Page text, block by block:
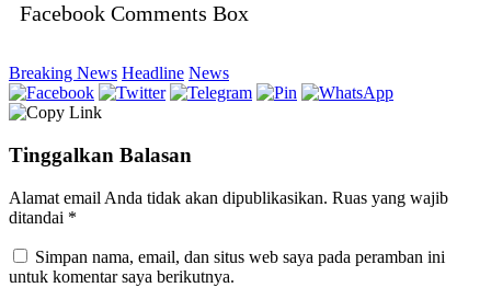
Facebook Comments Box
Breaking News Headline News
Tinggalkan Balasan
Alamat email Anda tidak akan dipublikasikan. Ruas yang wajib
ditandai *
Simpan nama, email, dan situs web saya pada peramban ini
untuk komentar saya berikutnya.